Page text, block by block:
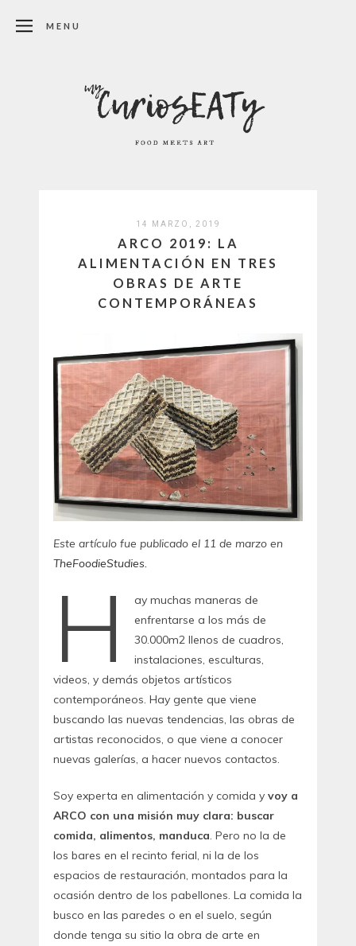
MENU
14 MARZO, 2019
ARCO 2019: LA
ALIMENTACIÓN EN TRES
OBRAS DE ARTE
CONTEMPORÁNEAS
Este artículo fue publicado el 11 de marzo en
TheFoodieStudies.
H
ay muchas maneras de
enfrentarse a los más de
30.000m2 llenos de cuadros,
instalaciones, esculturas,
videos, y demás objetos artísticos
contemporáneos. Hay gente que viene
buscando las nuevas tendencias, las obras de
artistas reconocidos, o que viene a conocer
nuevas galerías, a hacer nuevos contactos.
Soy experta en alimentación y comida y voy a
ARCO con una misión muy clara: buscar
comida, alimentos, manduca. Pero no la de
los bares en el recinto ferial, ni la de los
espacios de restauración, montados para la
ocasión dentro de los pabellones. La comida la
busco en las paredes o en el suelo, según
donde tenga su sitio la obra de arte en